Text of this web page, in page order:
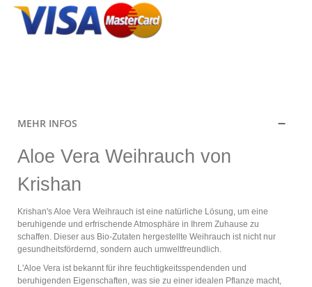
MEHR INFOS
Aloe Vera Weihrauch von
Krishan
Krishan's Aloe Vera Weihrauch ist eine natürliche Lösung, um eine
beruhigende und erfrischende Atmosphäre in Ihrem Zuhause zu
schaffen. Dieser aus Bio-Zutaten hergestellte Weihrauch ist nicht nur
gesundheitsfördernd, sondern auch umweltfreundlich.
L'Aloe Vera ist bekannt für ihre feuchtigkeitsspendenden und
beruhigenden Eigenschaften, was sie zu einer idealen Pflanze macht,